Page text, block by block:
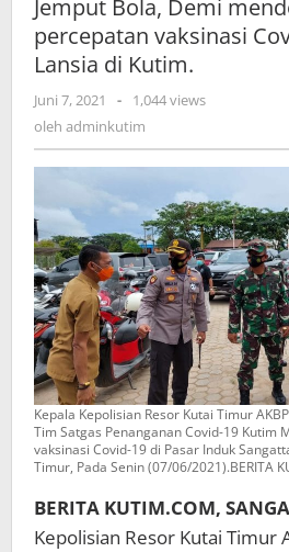
Jemput Bola, Demi
percepatan vaksinasi
Lansia di Kutim.
Juni 7, 2021
oleh
adminkutim
-
1,044 views
oleh adminkutim
Kepala Kepolisian Resor Kutai Timur
Tim Satgas Penanganan Covid-19 Kutim
vaksinasi Covid-19 di Pasar Induk
Timur, Pada Senin (07/06/2021).BERITA
BERITA KUTIM.COM,
Kepolisian Resor Kutai Timur